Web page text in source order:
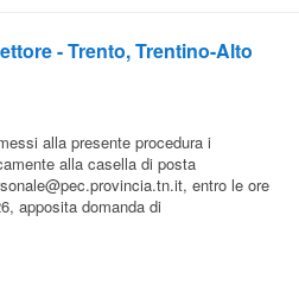
- Trento, Trentino-Alto
alla presente procedura i
alla casella di posta
entro le ore
apposita domanda di